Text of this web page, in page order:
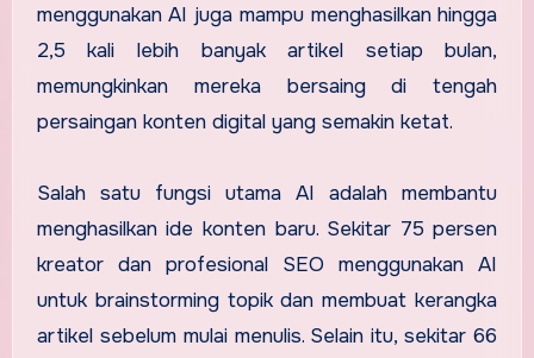
menggunakan AI juga mampu menghasilkan hingga
2,5 kali lebih banyak artikel setiap bulan,
memungkinkan mereka bersaing di tengah
persaingan konten digital yang semakin ketat.
Salah satu fungsi utama AI adalah membantu
menghasilkan ide konten baru. Sekitar 75 persen
kreator dan profesional SEO menggunakan AI
untuk brainstorming topik dan membuat kerangka
artikel sebelum mulai menulis. Selain itu, sekitar 66